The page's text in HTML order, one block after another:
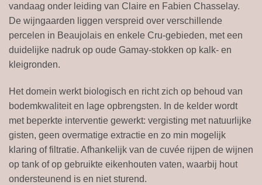
vandaag onder leiding van Claire en Fabien Chasselay.
De wijngaarden liggen verspreid over verschillende
percelen in Beaujolais en enkele Cru-gebieden, met een
duidelijke nadruk op oude Gamay-stokken op kalk- en
kleigronden.
Het domein werkt biologisch en richt zich op behoud van
bodemkwaliteit en lage opbrengsten. In de kelder wordt
met beperkte interventie gewerkt: vergisting met natuurlijke
gisten, geen overmatige extractie en zo min mogelijk
klaring of filtratie. Afhankelijk van de cuvée rijpen de wijnen
op tank of op gebruikte eikenhouten vaten, waarbij hout
ondersteunend is en niet sturend.